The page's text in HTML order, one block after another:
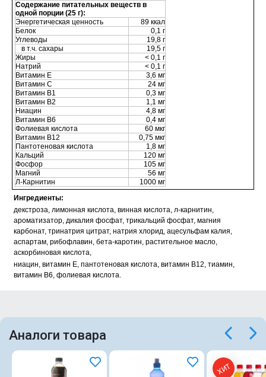
Содержание питательных веществ в
одной порции (25 г):
Энергетическая ценность
89 ккал
Белок
0,1 г
Углеводы
19,8 г
в т.ч. сахары
19,5 г
Жиры
< 0,1 г
Натрий
< 0,1 г
Витамин Е
3,6 мг
Витамин С
24 мг
Витамин В1
0,3 мг
Витамин В2
1,1 мг
Ниацин
4,8 мг
Витамин В6
0,4 мг
Фолиевая кислота
60 мкг
Витамин В12
0,75 мкг
Пантотеновая кислота
1,8 мг
Кальций
120 мг
Фосфор
105 мг
Магний
56 мг
Л-Карнитин
1000 мг
Ингредиенты:
декстроза, лимонная кислота, винная кислота, л-карнитин,
ароматизатор, дикалия фосфат, трикальций фосфат, магния
карбонат, тринатрия цитрат, натрия хлорид, ацесульфам калия,
аспартам, рибофлавин, бета-каротин, растительное масло,
аскорбиновая кислота,
ниацин, витамин Е, пантотеновая кислота, витамин В12, тиамин,
витамин В6, фолиевая кислота.
Аналоги товара
ХИТ